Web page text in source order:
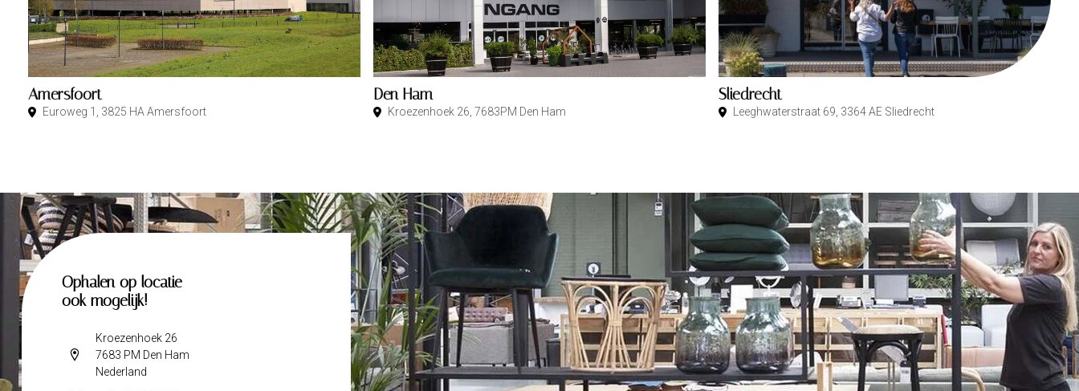
Amersfoort
Euroweg 1, 3825 HA Amersfoort
Den Ham
Kroezenhoek 26, 7683PM Den Ham
Sliedrecht
Leeghwaterstraat 69, 3364 AE Sliedrecht
Ophalen op locatie
ook mogelijk!
Kroezenhoek 26
7683 PM Den Ham
Nederland